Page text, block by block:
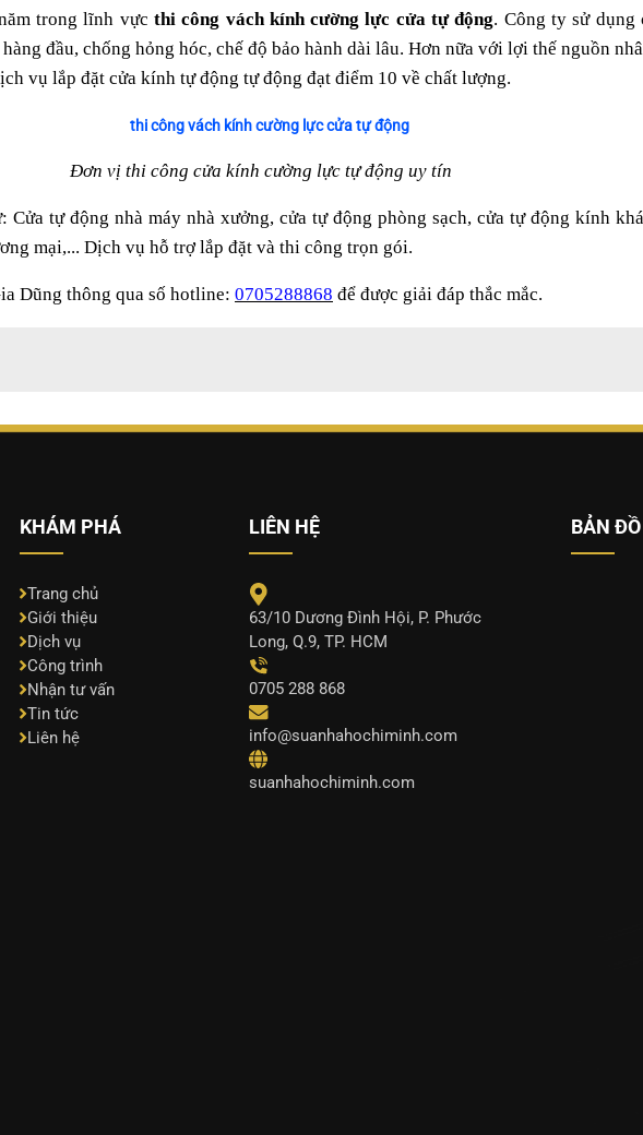
trong lĩnh vực thi công vách kính cường lực cửa tự động. Công ty sử dụng
đầu, chống hỏng hóc, chế độ bảo hành dài lâu. Hơn nữa với lợi thế nguồn
vụ lắp đặt cửa kính tự động tự động đạt điểm 10 về chất lượng.
Đơn vị thi công cửa kính cường lực tự động uy tín
Cửa tự động nhà máy nhà xưởng, cửa tự động phòng sạch, cửa tự động kính
mại,... Dịch vụ hỗ trợ lắp đặt và thi công trọn gói.
Dũng thông qua số hotline: 0705288868 để được giải đáp thắc mắc.
KHÁM PHÁ
Trang chủ
Giới thiệu
Dịch vụ
Công trình
Nhận tư vấn
Tin tức
Liên hệ
LIÊN HỆ
63/10 Dương Đình Hội, P. Phước
Long, Q.9, TP. HCM
0705 288 868
info@suanhahochiminh.com
suanhahochiminh.com
BẢN